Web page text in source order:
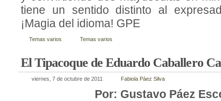
tiene un sentido distinto al
¡Magia del idioma! GPE
Temas varios Temas varios
El Tipacoque de Eduardo Caballero
viernes, 7 de octubre de 2011 Fabiola Páez Silva
Por: Gustavo Páez